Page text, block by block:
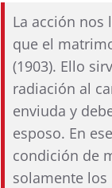
La acción nos
que el
(1903). Ello
radiación al
enviuda y
esposo. En
condición de
solamente